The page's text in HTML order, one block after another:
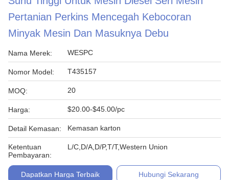
Pertanian Perkins Mencegah Kebocoran
Minyak Mesin Dan Masuknya Debu
Nama Merek: WESPC
Nomor Model: T435157
MOQ: 20
Harga: $20.00-$45.00/pc
Detail Kemasan: Kemasan karton
Ketentuan
Pembayaran:
L/C,D/A,D/P,T/T,Western Union
Dapatkan Harga Terbaik Hubungi Sekarang